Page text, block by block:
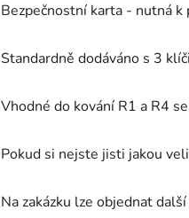
Bezpečnostní karta - nutná
Standardně dodáváno s 3
Vhodné do kování R1 a R4
Pokud si nejste jisti jakou
Na zakázku lze objednat